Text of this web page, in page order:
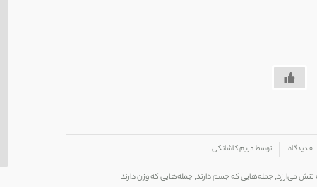
۰ دیدگاه توسطمریم کاشانکی
می‌ارزد, جمله‌هایی که جسم دارند, جمله‌هایی که وزن دارند